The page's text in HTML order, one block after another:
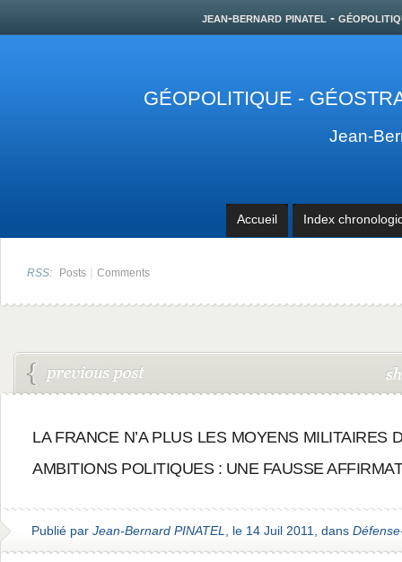
jean-bernard pinatel -
GÉOPOLITIQUE -
Jean-
Accueil Index
RSS: Posts | Comments
LA FRANCE N’A PLUS LES MOYENS MILITAIRES
AMBITIONS POLITIQUES : UNE FAUSSE
Publié par Jean-Bernard PINATEL , le 14 Juil 2011, dans